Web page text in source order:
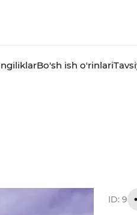
Bo'sh ish o'rinlari
ID: 9